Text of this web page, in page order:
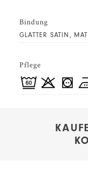
Bindung
GLATTER SATIN,
Pflege